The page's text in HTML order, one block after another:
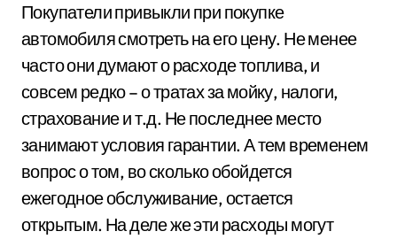
Покупатели привыкли при покупке
автомобиля смотреть на его цену. Не менее
часто они думают о расходе топлива, и
совсем редко – о тратах за мойку, налоги,
страхование и т.д. Не последнее место
занимают условия гарантии. А тем временем
вопрос о том, во сколько обойдется
ежегодное обслуживание, остается
открытым. На деле же эти расходы могут